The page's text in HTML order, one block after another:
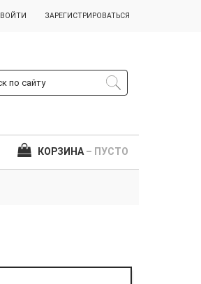
ВОЙТИ ЗАРЕГИСТРИРОВАТЬСЯ
КОРЗИНА – ПУСТО